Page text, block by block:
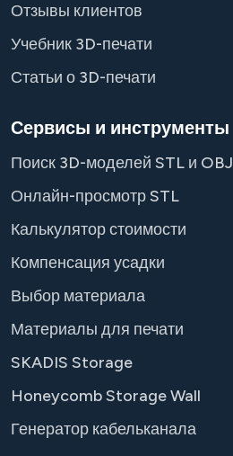
Отзывы клиентов
Учебник 3D-печати
Статьи о 3D-печати
Сервисы и инструменты
Поиск 3D-моделей STL и OBJ
Онлайн-просмотр STL
Калькулятор стоимости
Компенсация усадки
Выбор материала
Материалы для печати
SKADIS Storage
Honeycomb Storage Wall
Генератор кабельканала